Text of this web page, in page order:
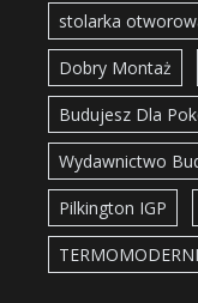
stolarka
Dobry Montaż
Budujesz Dla
Wydawnictwo
Pilkington IGP